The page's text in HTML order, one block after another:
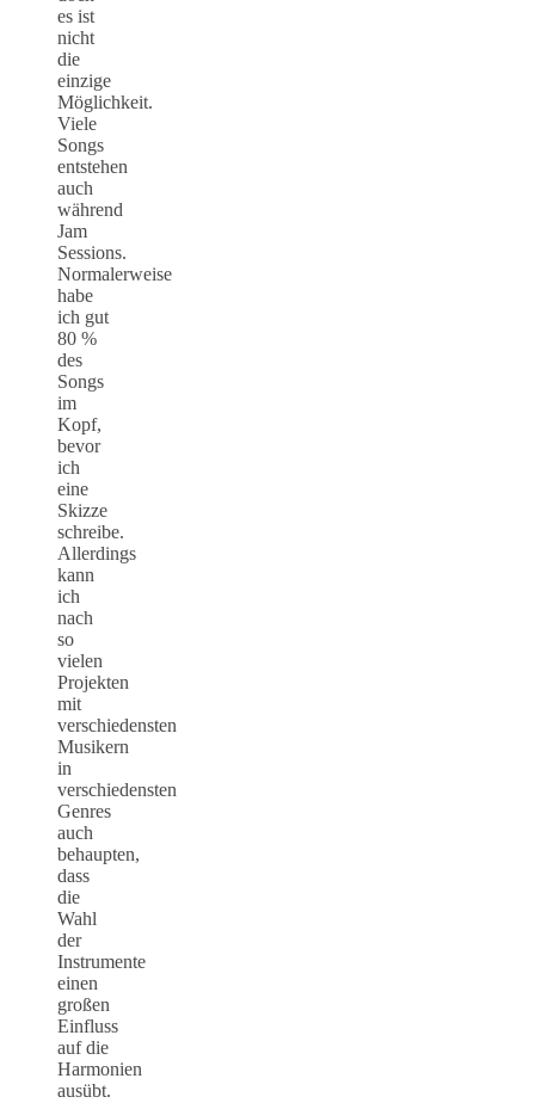
es ist
nicht
die
einzige
Möglichkeit.
Viele
Songs
entstehen
auch
während
Jam
Sessions.
Normalerweise
habe
ich gut
80 %
des
Songs
im
Kopf,
bevor
ich
eine
Skizze
schreibe.
Allerdings
kann
ich
nach
so
vielen
Projekten
mit
verschiedensten
Musikern
in
verschiedensten
Genres
auch
behaupten,
dass
die
Wahl
der
Instrumente
einen
großen
Einfluss
auf die
Harmonien
ausübt.